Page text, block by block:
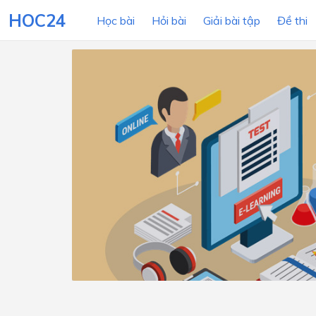
HOC24 Học bài Hỏi bài Giải bài tập Đề thi
LỚP HỌC
Lớp 12
Lớp 8
Lớp 7